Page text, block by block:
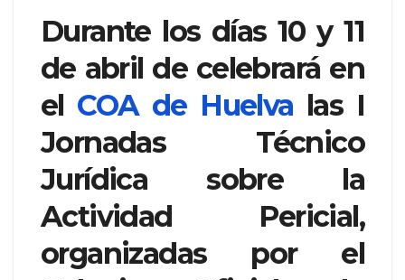
Durante los días 10 y 11
de abril de celebrará en
el COA de Huelva las I
Jornadas Técnico
Jurídica sobre la
Actividad Pericial,
organizadas por el